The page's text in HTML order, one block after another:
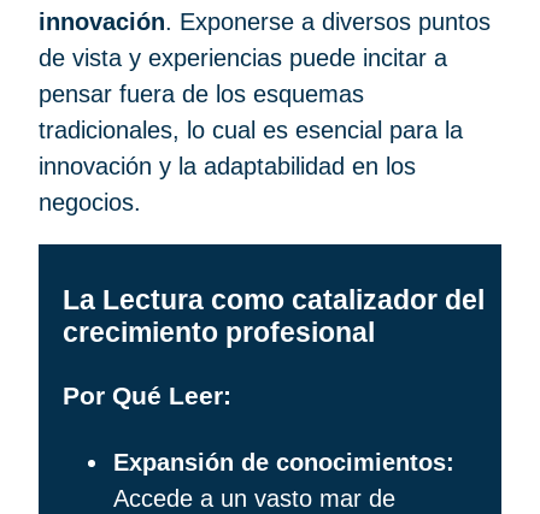
innovación. Exponerse a diversos puntos
de vista y experiencias puede incitar a
pensar fuera de los esquemas
tradicionales, lo cual es esencial para la
innovación y la adaptabilidad en los
negocios.
La Lectura como catalizador del
crecimiento profesional
Por Qué Leer:
Expansión de conocimientos:
Accede a un vasto mar de